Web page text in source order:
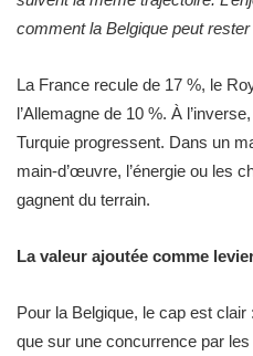
comment la Belgique peut
La France recule de 17 %, le
l’Allemagne de 10 %. À
Turquie progressent. Dans un
main-d’œuvre, l’énergie ou les
gagnent du terrain.
La valeur ajoutée comme
Pour la Belgique, le cap est
que sur une concurrence par